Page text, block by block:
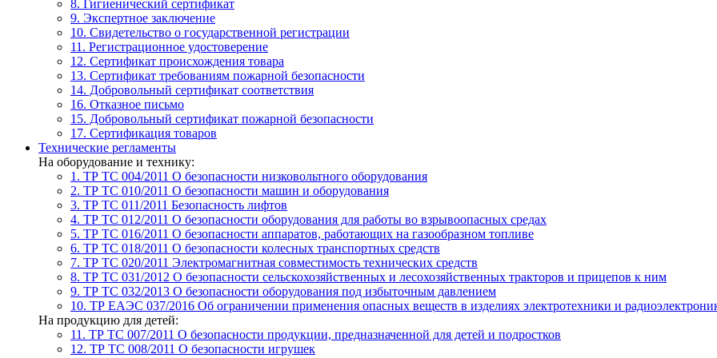
8. Гигиенический сертификат
9. Экспертное заключение
10. Свидетельство о государственной регистрации
11. Регистрационное удостоверение
12. Сертификат происхождения товара
13. Сертификат требованиям пожарной безопасности
14. Добровольный сертификат соответствия
16. Отказное письмо
15. Добровольный сертификат пожарной безопасности
17. Сертификация товаров
Технические регламенты
На оборудование и технику:
1. ТР ТС 004/2011 О безопасности низковольтного оборудования
2. ТР ТС 010/2011 О безопасности машин и оборудования
3. ТР ТС 011/2011 Безопасность лифтов
4. ТР ТС 012/2011 О безопасности оборудования для работы во взрывоопасных средах
5. ТР ТС 016/2011 О безопасности аппаратов, работающих на газообразном топливе
6. ТР ТС 018/2011 О безопасности колесных транспортных средств
7. TР ТС 020/2011 Электромагнитная совместимость технических средств
8. ТР ТС 031/2012 О безопасности сельскохозяйственных и лесохозяйственных тракторов и прицепов к ним
9. ТР ТС 032/2013 О безопасности оборудования под избыточным давлением
10. ТР ЕАЭС 037/2016 Об ограничении применения опасных веществ в изделиях электротехники и
На продукцию для детей:
11. ТР ТС 007/2011 О безопасности продукции, предназначенной для детей и подростков
12. ТР ТС 008/2011 О безопасности игрушек